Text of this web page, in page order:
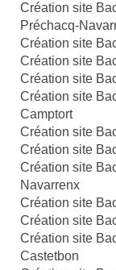
Création site
Préchacq-
Création site
Création site
Création site
Création site
Camptort
Création site
Création site
Création site
Navarrenx
Création site
Création site
Création site
Castetbon